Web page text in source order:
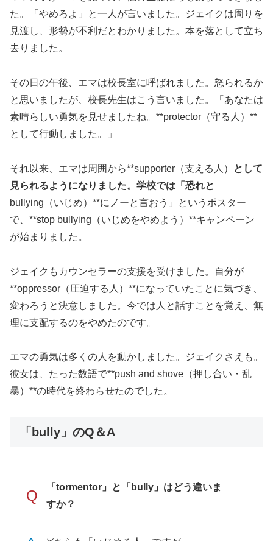
た。「やめろよ」と一人が言いました。ジェイクは周りを
見渡し、形勢が不利だとわかりました。本を落として立ち
去りました。
その日の午後、エマは校長室に呼ばれました。怒られるか
と思いましたが、校長先生はこう言いました。「あなたは
素晴らしい勇気を見せましたね。**protector（守る人）**
として行動しました。」
それ以来、エマは周囲から**supporter（支える人）
として
見られるようになりました。学校では「恐れと
bullying（いじめ）**にノーと言おう」というポスター
で、**stop bullying（いじめをやめよう）**キャンペーン
が始まりました。
ジェイクもカウンセラーの支援を受けました。自分が
**oppressor（圧迫する人）**になっていたことに気づき、
変わろうと決意しました。今では人と話すことを覚え、無
理に支配するのをやめたのです。
エマの勇気は多くの人を動かしました。ジェイクさえも。
彼女は、たった数語で**push and shove（押し合い・乱
暴）**の時代を終わらせたのでした。
「bully」のQ＆A
Q
「tormentor」と「bully」はどう違いま
すか？